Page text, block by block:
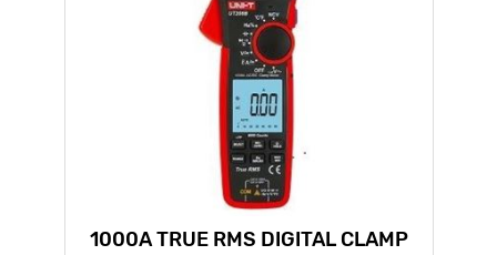
1000A TRUE RMS DIGITAL CLAMP